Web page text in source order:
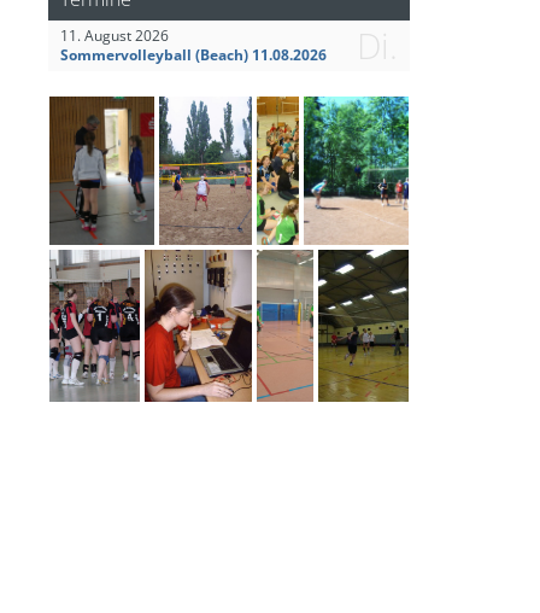
Di.
11. August 2026
Sommervolleyball (Beach) 11.08.2026